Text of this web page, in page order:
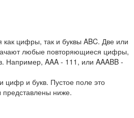
как цифры, так и буквы ABC. Две или
любые повторяющиеся цифры,
Например, AAA - 111 , или AAABB -
цифр и букв. Пустое поле это
ниже.